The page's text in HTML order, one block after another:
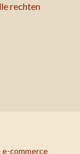
rechten
commerce